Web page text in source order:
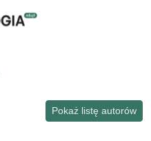
Pokaż listę autorów